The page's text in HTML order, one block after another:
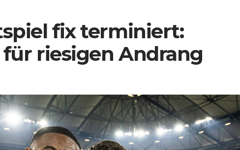
fix terminiert:
für riesigen Andrang